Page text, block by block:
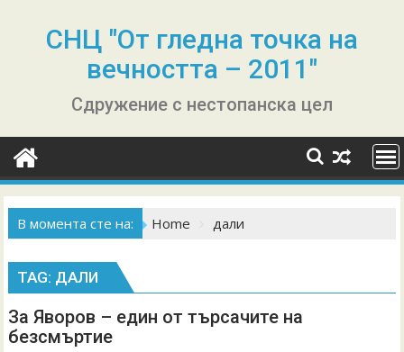
СНЦ "От гледна точка на
вечността – 2011"
Сдружение с нестопанска цел
В момента сте на: Home дали
TAG: ДАЛИ
За Яворов – един от търсачите на
безсмъртие